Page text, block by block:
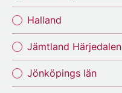
Halland
Jämtland Härjedalen
Jönköpings län